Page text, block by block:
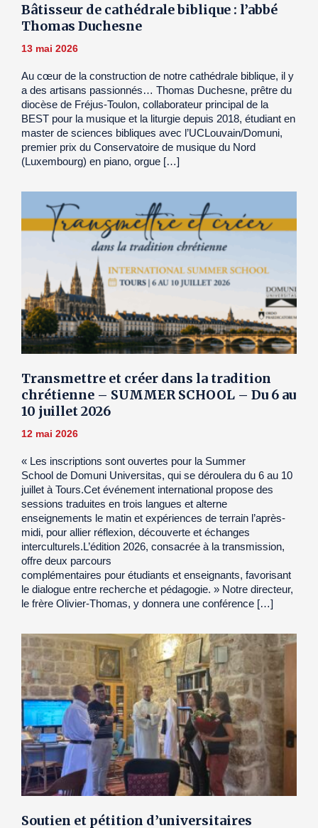
Bâtisseur de cathédrale biblique : l’abbé
Thomas Duchesne
13 mai 2026
Au cœur de la construction de notre cathédrale biblique, il y
a des artisans passionnés… Thomas Duchesne, prêtre du
diocèse de Fréjus-Toulon, collaborateur principal de la
BEST pour la musique et la liturgie depuis 2018, étudiant en
master de sciences bibliques avec l’UCLouvain/Domuni,
premier prix du Conservatoire de musique du Nord
(Luxembourg) en piano, orgue […]
Transmettre et créer dans la tradition
chrétienne – SUMMER SCHOOL – Du 6 au
10 juillet 2026
12 mai 2026
« Les inscriptions sont ouvertes pour la Summer
School de Domuni Universitas, qui se déroulera du 6 au 10
juillet à Tours.Cet événement international propose des
sessions traduites en trois langues et alterne
enseignements le matin et expériences de terrain l’après-
midi, pour allier réflexion, découverte et échanges
interculturels.L’édition 2026, consacrée à la transmission,
offre deux parcours
complémentaires pour étudiants et enseignants, favorisant
le dialogue entre recherche et pédagogie. » Notre directeur,
le frère Olivier-Thomas, y donnera une conférence […]
Soutien et pétition d’universitaires